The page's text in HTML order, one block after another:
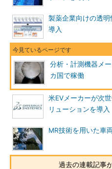
製薬企業向けの透
導入
分析・計測機器メ
カ国で稼働
米EVメーカーが次
リューションを導入
MR技術を用いた車
過去の連載記事